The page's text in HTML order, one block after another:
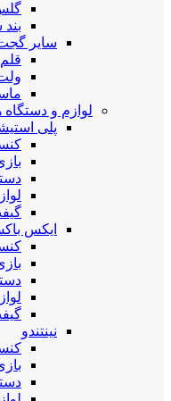
سایر
لوازم و دستگاه
پلی
ایکس
نینتندو